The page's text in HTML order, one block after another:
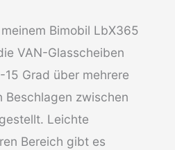
Bimobil LbX365
VAN-Glasscheiben
Grad über mehrere
Beschlagen zwischen
Leichte
Bereich gibt es